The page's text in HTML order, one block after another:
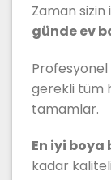
Zaman
günde ev
Profesyonel
gerekli tüm
tamamlar.
En iyi
kadar